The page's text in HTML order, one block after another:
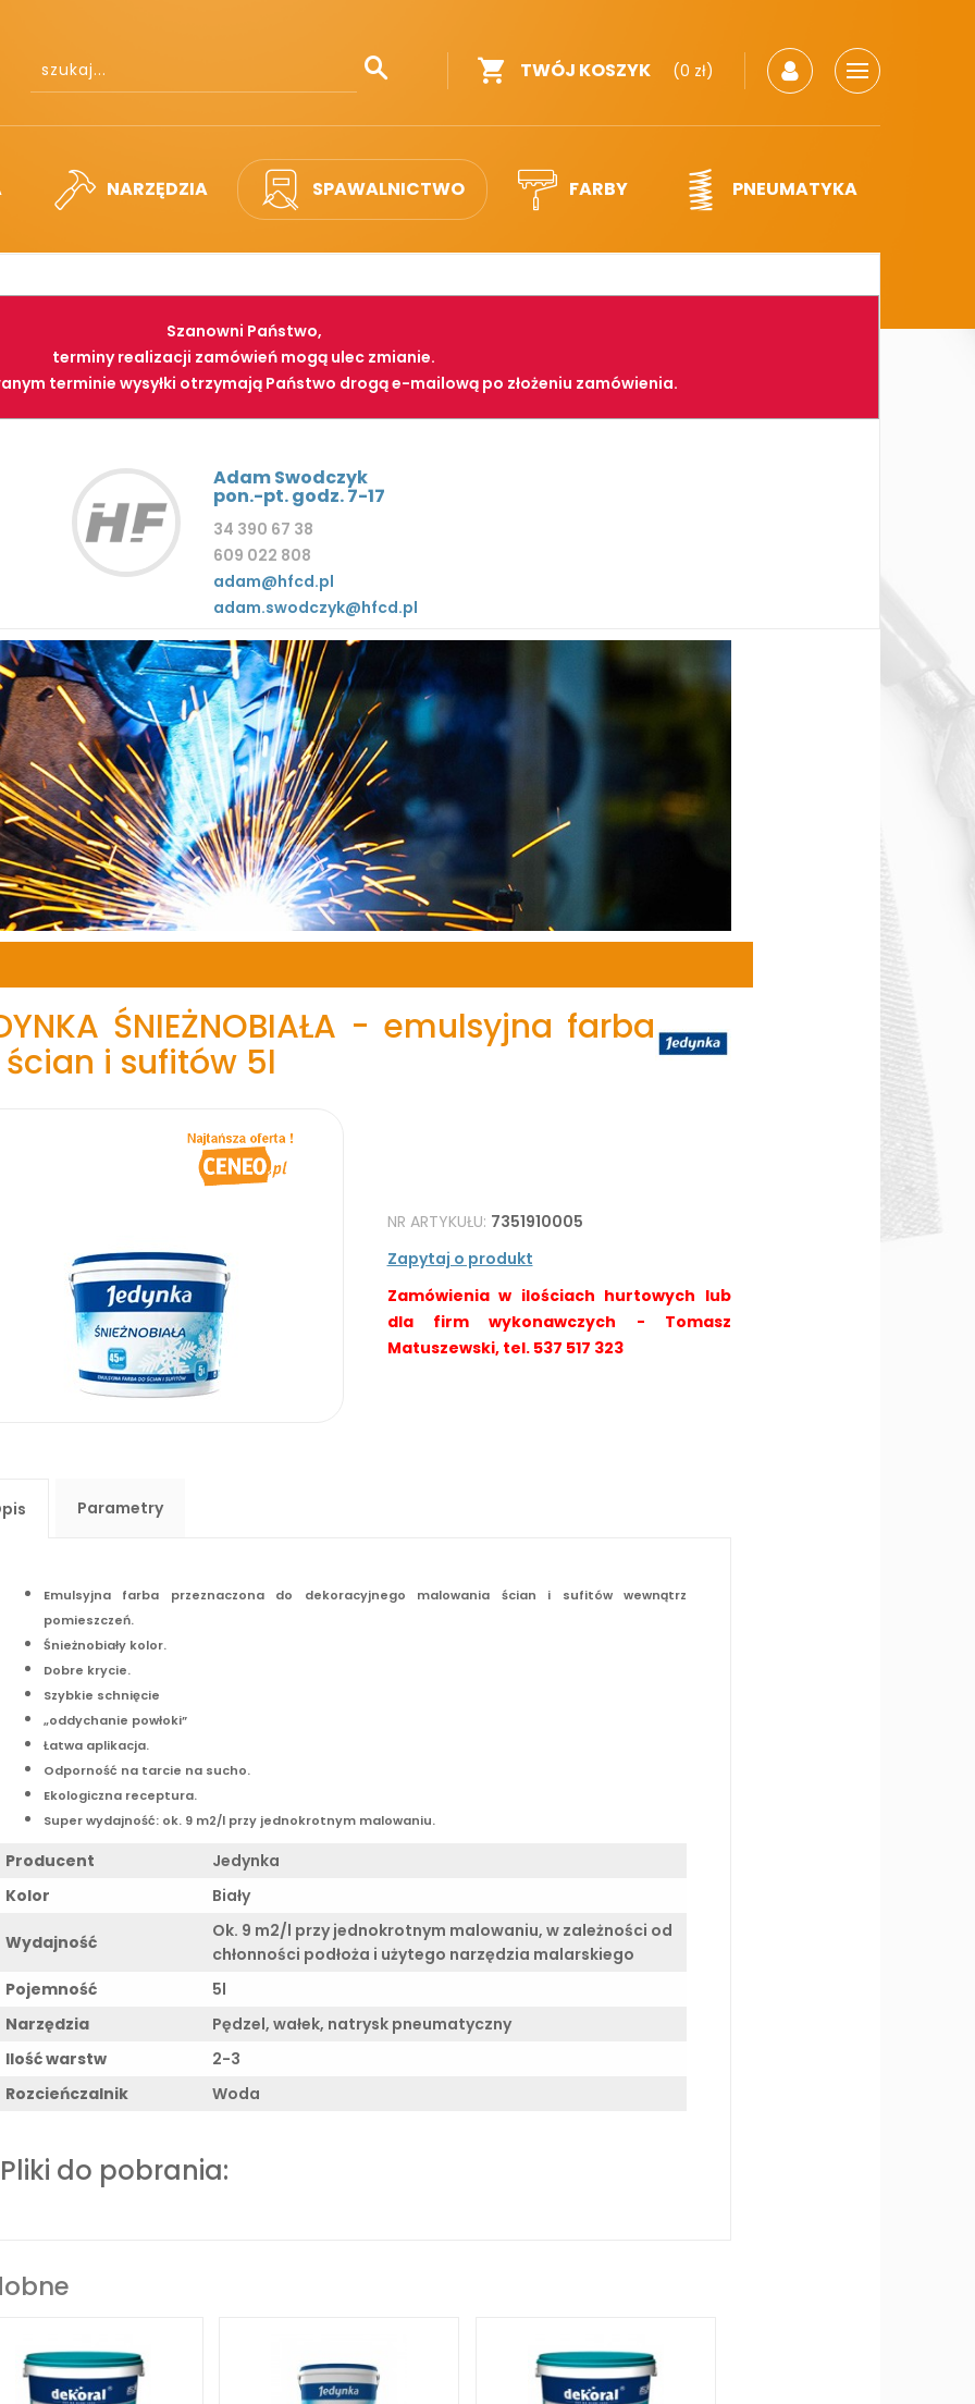
TWÓJ KOSZYK (0 zł)
NARZĘDZIA SPAWALNICTWO FARBY PNEUMATYKA
Szanowni Państwo,
terminy realizacji zamówień mogą ulec zmianie.
terminie wysyłki otrzymają Państwo drogą e-mailową po złożeniu zamówienia.
Adam Swodczyk
pon.-pt. godz. 7-17
34 390 67 38
609 022 808
adam@hfcd.pl
adam.swodczyk@hfcd.pl
ŚNIEŻNOBIAŁA - emulsyjna farba
i sufitów 5l
NR ARTYKUŁU: 7351910005
Zapytaj o produkt
Zamówienia w ilościach hurtowych lub
dla firm wykonawczych - Tomasz
Matuszewski, tel. 537 517 323
Parametry
Emulsyjna farba przeznaczona do dekoracyjnego malowania ścian i sufitów wewnątrz
pomieszczeń.
Śnieżnobiały kolor.
Dobre krycie.
Szybkie schnięcie
„oddychanie powłoki”
Łatwa aplikacja.
Odporność na tarcie na sucho.
Ekologiczna receptura.
Super wydajność: ok. 9 m2/l przy jednokrotnym malowaniu.
Producent
Jedynka
Kolor
Biały
Wydajność
Ok. 9 m2/l przy jednokrotnym malowaniu, w zależności od
chłonności podłoża i użytego narzędzia malarskiego
Pojemność
5l
Narzędzia
Pędzel, wałek, natrysk pneumatyczny
Ilość warstw
2-3
Rozcieńczalnik
Woda
Pliki do pobrania: